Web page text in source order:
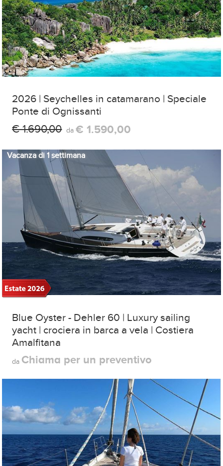
2026 | Seychelles in catamarano | Speciale
Ponte di Ognissanti
€ 1.690,00 da€ 1.590,00
Vacanza di 1 settimana
Blue Oyster - Dehler 60 | Luxury sailing
yacht | crociera in barca a vela | Costiera
Amalfitana
da Chiama per un preventivo